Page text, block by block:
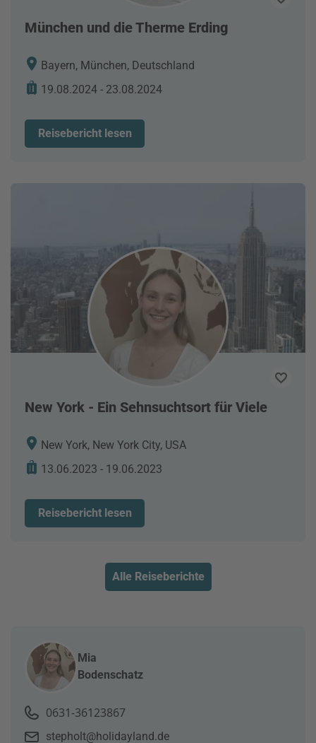
München und die Therme Erding
Bayern, München, Deutschland
19.08.2024 - 23.08.2024
Reisebericht lesen
New York - Ein Sehnsuchtsort für Viele
New York, New York City, USA
13.06.2023 - 19.06.2023
Reisebericht lesen
Alle Reiseberichte
Mia
Bodenschatz
0631-36123867
stepholt@holidayland.de